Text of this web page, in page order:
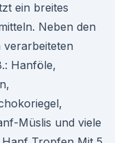
ein breites
Neben den
verarbeiteten
Hanföle,
Müslis und viele